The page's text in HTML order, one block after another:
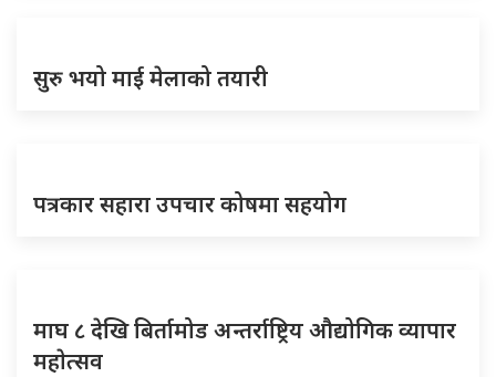
सुरु भयो माई मेलाको तयारी
पत्रकार सहारा उपचार कोषमा सहयोग
माघ ८ देखि बिर्तामोड अन्तर्राष्ट्रिय औद्योगिक व्यापार
महाेत्सव